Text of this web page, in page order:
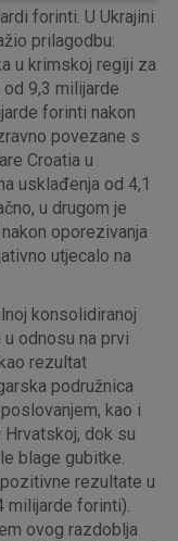
forinti. U Ukrajini
prilagodbu:
u krimskoj regiji za
9,3 milijarde
forinti nakon
povezane s
Croatia u
usklađenja od 4,1
u drugom je
oporezivanja
utjecalo na
konsolidiranoj
odnosu na prvi
rezultat
podružnica
kao i
Hrvatskoj, dok su
blage gubitke.
rezultate u
milijarde forinti).
ovog razdoblja
Nužni kolačići
kolačića
aktivni
stranice i
se
uključuju zahtjev
Svoj preglednik
upozorenje
neće raditi. Ti
bi vas mogle